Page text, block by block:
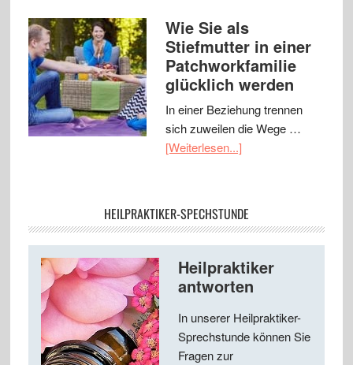
Wie Sie als
Stiefmutter in einer
Patchworkfamilie
glücklich werden
In einer Beziehung trennen
sich zuweilen die Wege …
[Weiterlesen...]
HEILPRAKTIKER-SPECHSTUNDE
Heilpraktiker
antworten
In unserer Heilpraktiker-
Sprechstunde können Sie
Fragen zur